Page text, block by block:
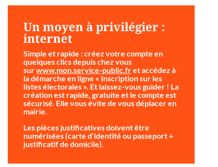
Un moyen à privilégier :
internet
Simple et rapide : créez votre compte en
quelques clics depuis chez vous
surwww.mon.service-public.fret accédez à
la démarche en ligne « Inscription sur les
listes électorales ». Et laissez-vous guider ! La
création est rapide, gratuite et le compte est
sécurisé. Elle vous évite de vous déplacer en
mairie.
Les pièces justificatives doivent être
numérisées (carte d’identité ou passeport +
justificatif de domicile).